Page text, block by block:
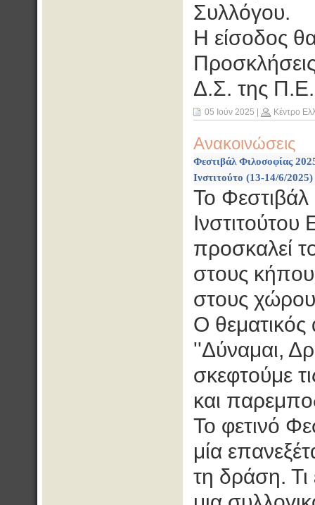
Συλλόγου.
Η είσοδος θα
Δ.Σ. της
05 Ιούν 2025 Κέντρο
Ανακοινώσεις
Φεστιβάλ Φιλοσοφίας
Ινστιτούτο (13-14/6/2025)
Το Φεστιβάλ
προσκαλεί
στους
στους
Ο θεματικός
''Δύναμαι,
σκεφτούμε
και
Το φετινό
μία
τη δράση. Τι